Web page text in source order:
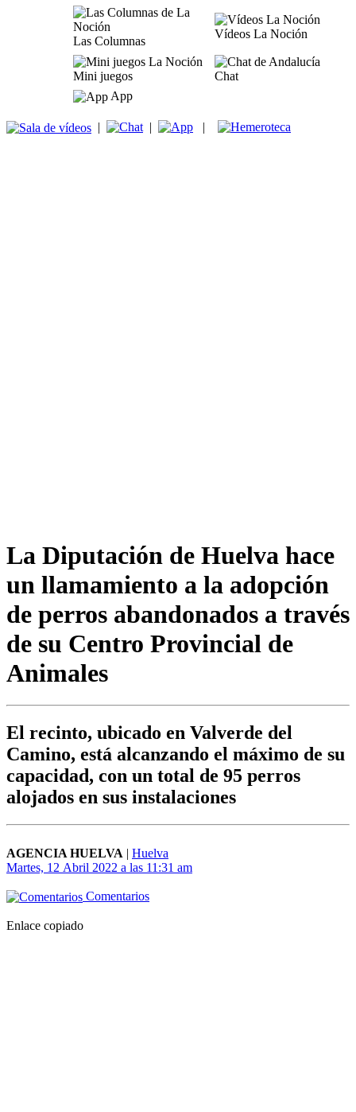
Las Columnas
Vídeos La Noción
Mini juegos
Chat
App
| | |
La Diputación de Huelva hace
un llamamiento a la adopción
de perros abandonados a través
de su Centro Provincial de
Animales
El recinto, ubicado en Valverde del
Camino, está alcanzando el máximo de su
capacidad, con un total de 95 perros
alojados en sus instalaciones
AGENCIA HUELVA | Huelva
Martes, 12 Abril 2022 a las 11:31 am
Comentarios
Enlace copiado